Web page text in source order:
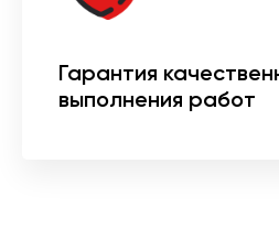
Гарантия
выполнения работ